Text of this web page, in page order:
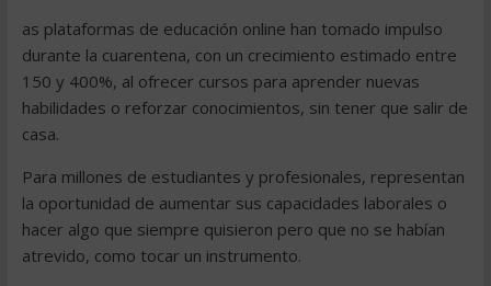
as plataformas de educación online han tomado impulso
durante la cuarentena, con un crecimiento estimado entre
150 y 400%, al ofrecer cursos para aprender nuevas
habilidades o reforzar conocimientos, sin tener que salir de
casa.
Para millones de estudiantes y profesionales, representan
la oportunidad de aumentar sus capacidades laborales o
hacer algo que siempre quisieron pero que no se habían
atrevido, como tocar un instrumento.